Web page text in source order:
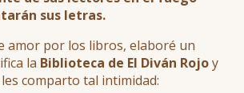
sus letras.
amor por los libros, elaboré un
la Biblioteca de El Diván Rojoy
comparto tal intimidad: